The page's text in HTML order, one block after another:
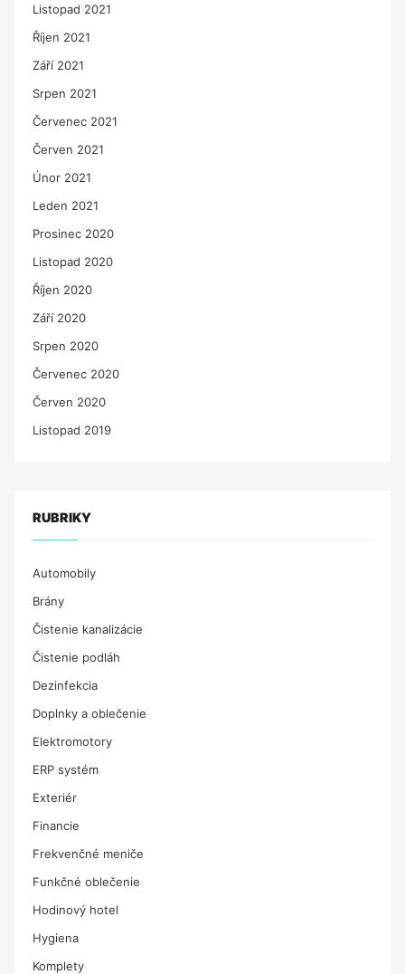
Listopad 2021
Říjen 2021
Září 2021
Srpen 2021
Červenec 2021
Červen 2021
Únor 2021
Leden 2021
Prosinec 2020
Listopad 2020
Říjen 2020
Září 2020
Srpen 2020
Červenec 2020
Červen 2020
Listopad 2019
RUBRIKY
Automobily
Brány
Čistenie kanalizácie
Čistenie podláh
Dezinfekcia
Doplnky a oblečenie
Elektromotory
ERP systém
Exteriér
Financie
Frekvenčné meniče
Funkčné oblečenie
Hodinový hotel
Hygiena
Komplety